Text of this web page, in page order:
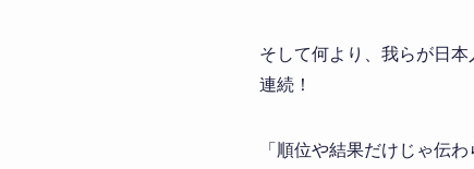
そして何より、我らが日本
連続！
「順位や結果だけじゃ伝